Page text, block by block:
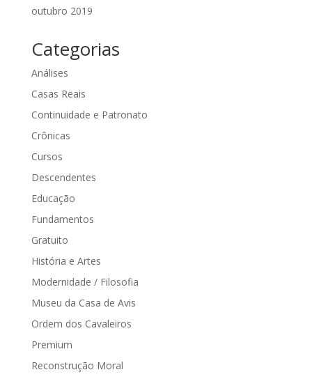
outubro 2019
Categorias
Análises
Casas Reais
Continuidade e Patronato
Crônicas
Cursos
Descendentes
Educação
Fundamentos
Gratuito
História e Artes
Modernidade / Filosofia
Museu da Casa de Avis
Ordem dos Cavaleiros
Premium
Reconstrução Moral